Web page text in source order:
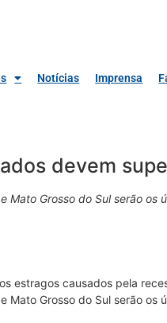
Notícias Imprensa
devem
Mato Grosso do Sul serão
estragos causados pela
Mato Grosso do Sul serão